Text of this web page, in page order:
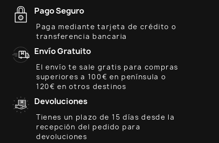
Pago Seguro
Paga mediante tarjeta de crédito o
transferencia bancaria
Envío Gratuito
El envío te sale gratis para compras
superiores a 100€ en península o
120€ en otros destinos
Devoluciones
Tienes un plazo de 15 días desde la
recepción del pedido para
devoluciones